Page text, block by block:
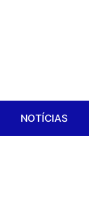
NOTÍCIAS